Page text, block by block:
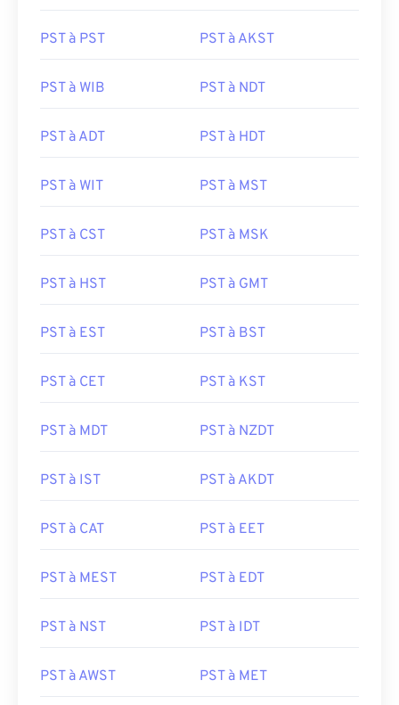
PST à PST PST à AKST
PST à WIB PST à NDT
PST à ADT PST à HDT
PST à WIT PST à MST
PST à CST PST à MSK
PST à HST PST à GMT
PST à EST PST à BST
PST à CET PST à KST
PST à MDT PST à NZDT
PST à IST PST à AKDT
PST à CAT PST à EET
PST à MEST PST à EDT
PST à NST PST à IDT
PST à AWST PST à MET